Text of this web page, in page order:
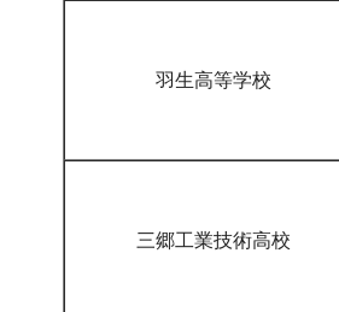
羽生高等学校
三郷工業技術高校